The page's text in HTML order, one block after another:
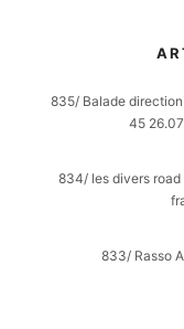
835/ Balade
45
834/ les divers road
833/ Rasso